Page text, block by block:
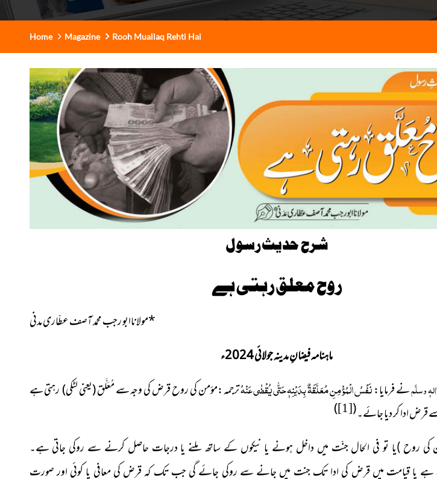
Home Magazine Rooh Muallaq Rehti Hai
شرح حدیث رسول
روح معلق رہتی ہے
*مولاناابو رجب محمد آصف عطّاری مدنی
ماہنامہ فیضانِ مدینہ جولائی 2024ء
وسلَّمنے فرمایا:نَفْسُ الْمُؤْمِنِ مُعَلَّقَةٌ بِدَيْنِهٖ حَتّٰى يُقْضٰي عَنْهُترجمہ :مؤمن کی روح قرض کی وجہ سے مُعَلَّق (یعنی لٹکی) رہتی ہے
ادا کر دیا جائے۔(
[1]
)
کی روح )یا تو فی الحال جنّت میں داخل ہونے یا نیکوں کے ساتھ ملنے یا درجات حاصل کرنے سے روکی جاتی ہے۔
ہے یا قیامت میں قرض کی ادا تک جنت میں جانے سے روکی جائے گی جب تک کہ قرض کی معافی یا کوئی اور صورت